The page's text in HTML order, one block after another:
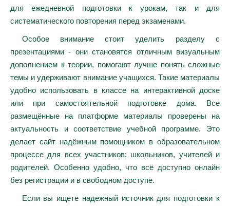
для ежедневной подготовки к урокам, так и для
систематического повторения перед экзаменами.
Особое внимание стоит уделить разделу с
презентациями - они становятся отличным визуальным
дополнением к теории, помогают лучше понять сложные
темы и удерживают внимание учащихся. Такие материалы
удобно использовать в классе на интерактивной доске
или при самостоятельной подготовке дома. Все
размещённые на платформе материалы проверены на
актуальность и соответствие учебной программе. Это
делает сайт надёжным помощником в образовательном
процессе для всех участников: школьников, учителей и
родителей. Особенно удобно, что всё доступно онлайн
без регистрации и в свободном доступе.
Если вы ищете надежный источник для подготовки к